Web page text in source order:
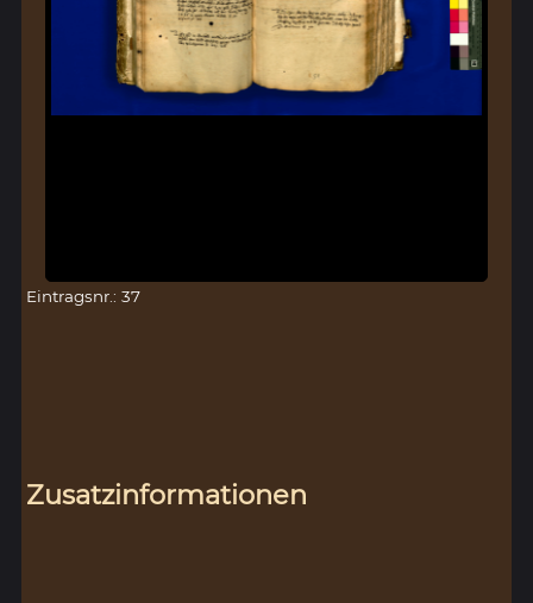
Eintragsnr.: 37
Zusatzinformationen